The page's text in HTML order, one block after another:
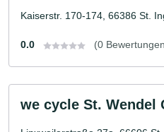
Kaiserstr. 170-174, 66386 St.
0.0 (0
we cycle St. Wendel